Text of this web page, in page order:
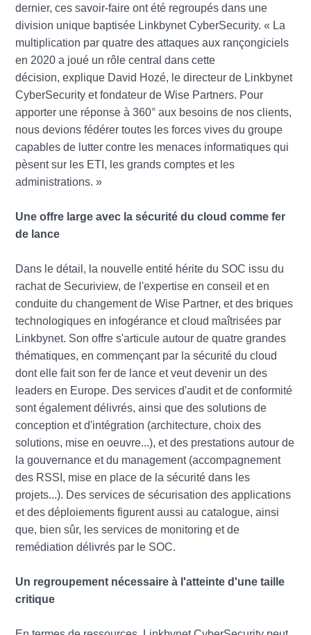
dernier, ces savoir-faire ont été regroupés dans une
division unique baptisée Linkbynet CyberSecurity. « La
multiplication par quatre des attaques aux rançongiciels
en 2020 a joué un rôle central dans cette
décision, explique David Hozé, le directeur de Linkbynet
CyberSecurity et fondateur de Wise Partners. Pour
apporter une réponse à 360° aux besoins de nos clients,
nous devions fédérer toutes les forces vives du groupe
capables de lutter contre les menaces informatiques qui
pèsent sur les ETI, les grands comptes et les
administrations. »
Une offre large avec la sécurité du cloud comme fer
de lance
Dans le détail, la nouvelle entité hérite du SOC issu du
rachat de Securiview, de l'expertise en conseil et en
conduite du changement de Wise Partner, et des briques
technologiques en infogérance et cloud maîtrisées par
Linkbynet. Son offre s'articule autour de quatre grandes
thématiques, en commençant par la sécurité du cloud
dont elle fait son fer de lance et veut devenir un des
leaders en Europe. Des services d'audit et de conformité
sont également délivrés, ainsi que des solutions de
conception et d'intégration (architecture, choix des
solutions, mise en oeuvre...), et des prestations autour de
la gouvernance et du management (accompagnement
des RSSI, mise en place de la sécurité dans les
projets...). Des services de sécurisation des applications
et des déploiements figurent aussi au catalogue, ainsi
que, bien sûr, les services de monitoring et de
remédiation délivrés par le SOC.
Un regroupement nécessaire à l'atteinte d'une taille
critique